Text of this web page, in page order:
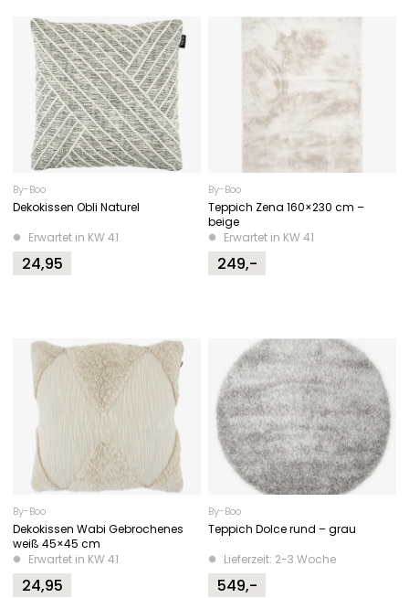
By-Boo
Dekokissen Obli Naturel
Erwartet in KW 41
24,95
By-Boo
Teppich Zena 160×230 cm –
beige
Erwartet in KW 41
249,-
By-Boo
Dekokissen Wabi Gebrochenes
weiß 45×45 cm
Erwartet in KW 41
24,95
By-Boo
Teppich Dolce rund – grau
Lieferzeit: 2-3 Woche
549,-